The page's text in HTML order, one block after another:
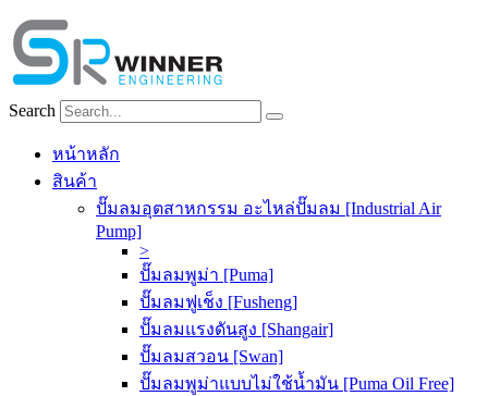
Skip
to
content
Search
หน้าหลัก
สินค้า
ปั๊มลมอุตสาหกรรม อะไหล่ปั๊มลม [Industrial Air
Pump]
>
ปั๊มลมพูม่า [Puma]
ปั๊มลมฟูเช็ง [Fusheng]
ปั๊มลมแรงดันสูง [Shangair]
ปั๊มลมสวอน [Swan]
ปั๊มลมพูม่าแบบไม่ใช้น้ำมัน [Puma Oil Free]